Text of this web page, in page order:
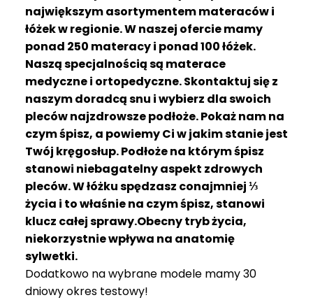
największym asortymentem materaców i
łóżek w regionie. W naszej ofercie mamy
ponad 250 materacy i ponad 100 łóżek.
Naszą specjalnością są materace
medyczne i ortopedyczne. Skontaktuj się z
naszym doradcą snu i wybierz dla swoich
pleców najzdrowsze podłoże. Pokaż nam na
czym śpisz, a powiemy Ci w jakim stanie jest
Twój kręgosłup. Podłoże na którym śpisz
stanowi niebagatelny aspekt zdrowych
pleców. W łóżku spędzasz conajmniej ⅓
życia i to właśnie na czym śpisz, stanowi
klucz całej sprawy.Obecny tryb życia,
niekorzystnie wpływa na anatomię
sylwetki.
Dodatkowo na wybrane modele mamy 30
dniowy okres testowy!